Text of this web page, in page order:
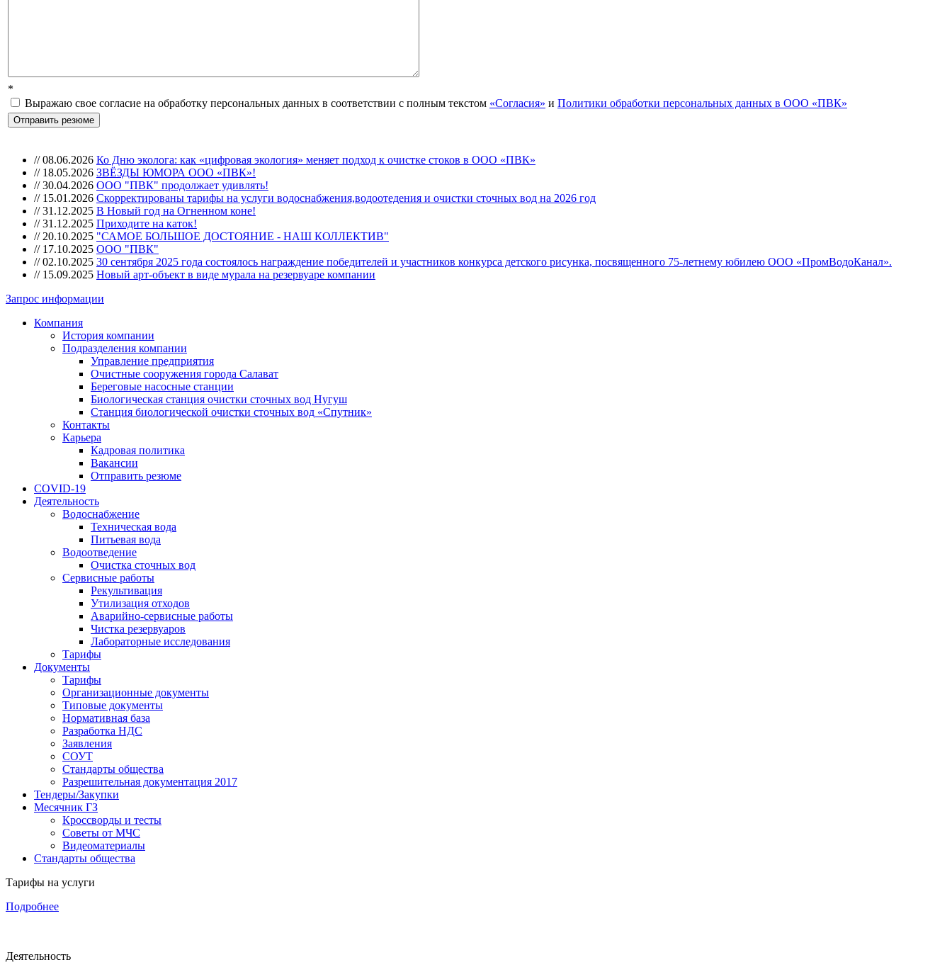
*
Выражаю свое согласие на обработку персональных данных в соответствии с полным текстом «Согласия» и Политики обработки персональных данных в ООО «ПВК»
//08.06.2026 Ко Дню эколога: как «цифровая экология» меняет подход к очистке стоков в ООО «ПВК»
//18.05.2026 ЗВЁЗДЫ ЮМОРА ООО «ПВК»!
//30.04.2026 ООО "ПВК" продолжает удивлять!
//15.01.2026 Скорректированы тарифы на услуги водоснабжения,водоотедения и очистки сточных вод на 2026 год
//31.12.2025 В Новый год на Огненном коне!
//31.12.2025 Приходите на каток!
//20.10.2025 "САМОЕ БОЛЬШОЕ ДОСТОЯНИЕ - НАШ КОЛЛЕКТИВ"
//17.10.2025 ООО "ПВК"
//02.10.2025 30 сентября 2025 года состоялось награждение победителей и участников конкурса детского рисунка, посвященного 75-летнему юбилею ООО «ПромВодоКанал».
//15.09.2025 Новый арт-объект в виде мурала на резервуаре компании
Запрос информации
Компания
История компании
Подразделения компании
Управление предприятия
Очистные сооружения города Салават
Береговые насосные станции
Биологическая станция очистки сточных вод Нугуш
Станция биологической очистки сточных вод «Спутник»
Контакты
Карьера
Кадровая политика
Вакансии
Отправить резюме
COVID-19
Деятельность
Водоснабжение
Техническая вода
Питьевая вода
Водоотведение
Очистка сточных вод
Сервисные работы
Рекультивация
Утилизация отходов
Аварийно-сервисные работы
Чистка резервуаров
Лабораторные исследования
Тарифы
Документы
Тарифы
Организационные документы
Типовые документы
Нормативная база
Разработка НДС
Заявления
СОУТ
Стандарты общества
Разрешительная документация 2017
Тендеры/Закупки
Месячник ГЗ
Кроссворды и тесты
Советы от МЧС
Видеоматериалы
Стандарты общества
Тарифы на услуги
Подробнее
Деятельность